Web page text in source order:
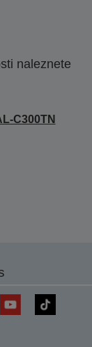
naleznete
C300TN